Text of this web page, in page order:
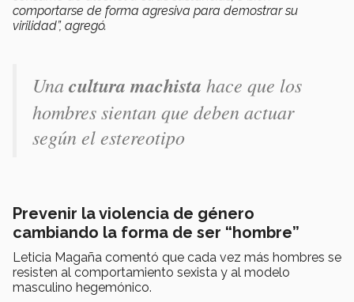
comportarse de forma agresiva para demostrar su
virilidad”, agregó.
Unacultura machista hace que los
hombres sientan que deben actuar
según el estereotipo
Prevenir la violencia de género
cambiando la forma de ser “hombre”
Leticia Magaña comentó que cada vez más hombres se
resisten al comportamiento sexista y al modelo
masculino hegemónico.